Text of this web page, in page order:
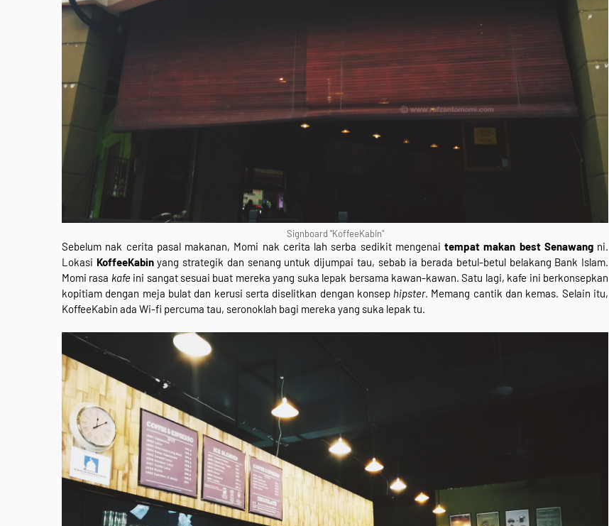
Signboard "KoffeeKabin"
Sebelum nak cerita pasal makanan, Momi nak cerita lah serba sedikit mengenai tempat makan best Senawangni.
Lokasi KoffeeKabinyang strategik dan senang untuk dijumpai tau, sebab ia berada betul-betul belakang Bank Islam.
Momi rasa kafeini sangat sesuai buat mereka yang suka lepak bersama kawan-kawan. Satu lagi, kafe ini berkonsepkan
kopitiam dengan meja bulat dan kerusi serta diselitkan dengan konsep hipster. Memang cantik dan kemas. Selain itu,
KoffeeKabin ada Wi-fi percuma tau, seronoklah bagi mereka yang suka lepak tu.